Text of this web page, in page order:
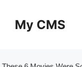
contentMy CMS